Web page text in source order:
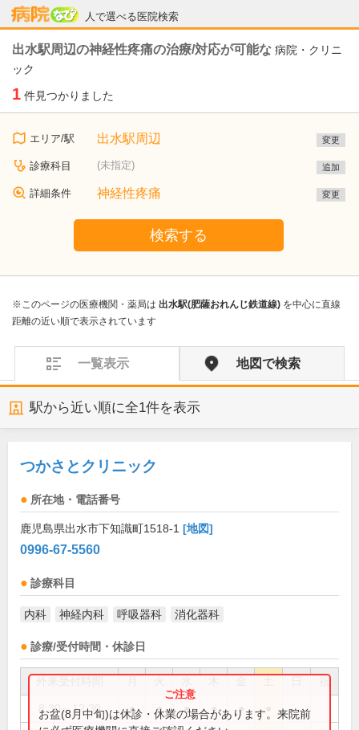
人で選べる医院検索
病院なび
出水駅周辺の神経性疼痛の治療/対応が可能な 病院・クリニ
ック
1 件見つかりました
エリア/駅 出水駅周辺 変更
診療科目 (未指定) 追加
詳細条件 神経性疼痛 変更
検索する
※このページの医療機関・薬局は 出水駅(肥薩おれんじ鉄道線) を中心に直線
距離の近い順で表示されています
一覧表示 地図で検索
駅から近い順に全1件を表示
つかさとクリニック
所在地・電話番号
鹿児島県出水市下知識町1518-1 [地図]
0996-67-5560
診療科目
内科 神経内科 呼吸器科 消化器科
診療/受付時間・休診日
祝
8:30～12:30 ● ● ● ● ●
お盆(8月中旬)は休診・休業の場合があります。来院前